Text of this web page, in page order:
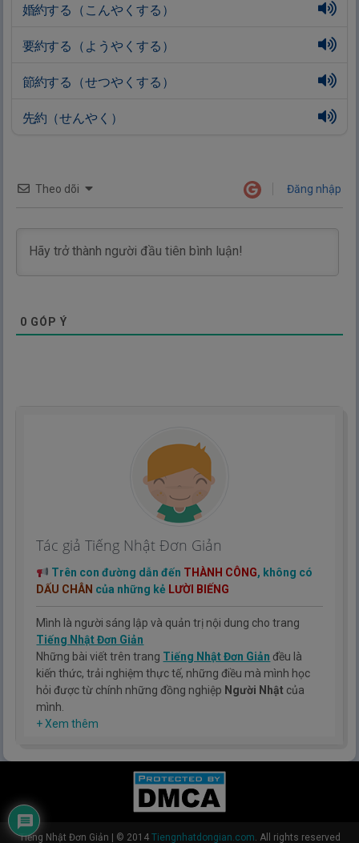
Nghĩa: Tháo gỡ, giải thích, giải
婚約する（こんやくする）
要約する（ようやくする）
節約する（せつやくする）
先約（せんやく）
Theo dõi Đăng nhập
0 GÓP Ý
Tác giả Tiếng Nhật Đơn Giản
Trên con đường dẫn đến THÀNH CÔNG, không có
DẤU CHÂN của những kẻ LƯỜI BIẾNG
Mình là người sáng lập và quản trị nội dung cho trang
Tiếng Nhật Đơn Giản
Những bài viết trên trang Tiếng Nhật Đơn Giản đều là
kiến thức, trải nghiệm thực tế, những điều mà mình học
hỏi được từ chính những đồng nghiệp Người Nhật của
mình.
Hy vọng rằng kinh nghiệm mà mình có được sẽ giúp các
+ Xem thêm
Tiếng Nhật Đơn Giản © 2014 Tiengnhatdongian.com. All rights reserved